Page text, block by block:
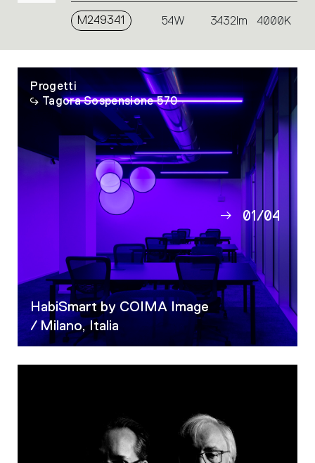
M249341 54W 3432lm 4000K
Progetti
Tagora Sospensione 570
HabiSmart by COIMA Image
/ Milano, Italia
01
02
03
04
/04